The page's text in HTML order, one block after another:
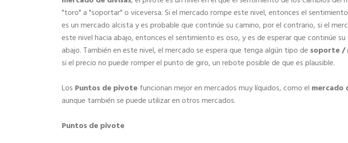
"toro" a "soportar" o viceversa. Si el mercado rompe este nivel, entonces el
es un mercado alcista y es probable que continúe su camino, por el contrario, si el
este nivel hacia abajo, entonces el sentimiento es oso, y es de esperar que continúe su
abajo. También en este nivel, el mercado se espera que tenga algún tipo de soporte /
si el precio no puede romper el punto de giro, un rebote posible de que es plausible.
Los Puntos de pivotefuncionan mejor en mercados muy líquidos, como el mercado
aunque también se puede utilizar en otros mercados.
Puntos de pivote